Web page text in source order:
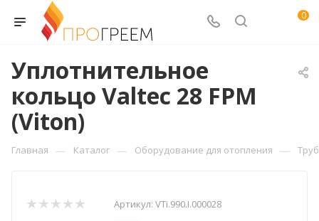
0
Уплотнительное
кольцо Valtec 28 FPM
(Viton)
Главная — Каталог — Оборудование для отопления —
Артикул: VTi.990.I.000028